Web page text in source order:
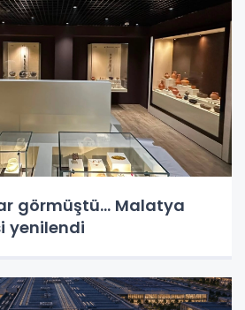
görmüştü... Malatya
yenilendi